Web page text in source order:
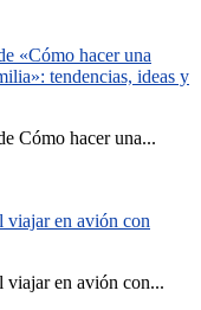
«Cómo hacer una
tendencias, ideas y
Cómo hacer una...
viajar en avión con
viajar en avión con...